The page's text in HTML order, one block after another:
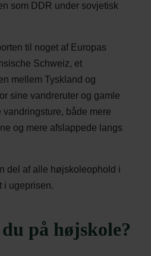
som DDR under sovjetisk
til noget af Europas
Schweiz, et
mellem Tyskland og
sine vandreruter og gamle
vandringsture, både mere
og mere afslappede langs
del af alle højskoleophold i
i ugeprisen.
på højskole?